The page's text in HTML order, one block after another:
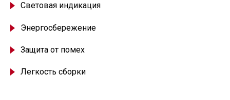
Световая индикация
Энергосбережение
Защита от помех
Легкость сборки